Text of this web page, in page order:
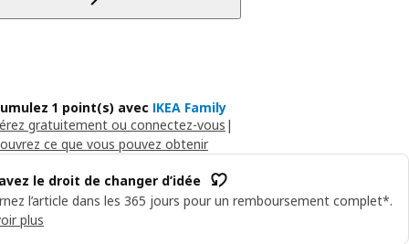
1 point(s) avec IKEA Family
gratuitement ou connectez-vous |
ce que vous pouvez obtenir
le droit de changer d’idée
l’article dans les 365 jours pour un remboursement complet*.
plus